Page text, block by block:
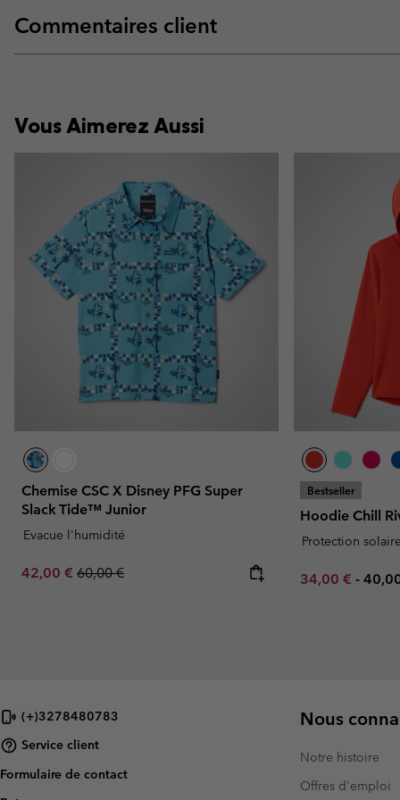
Commentaires client
Vous Aimerez Aussi
Chemise CSC X Disney PFG Super
Slack Tide™ Junior
Evacue l'humidité
Sale price:
42,00 € Regular price:
60,00 €
Bestseller
Hoodie Chill
Protection
Minimum sale
34,00 €-
(+)3278480783
Service client
Formulaire de contact
Nous
Notre histoire
Offres d'emploi